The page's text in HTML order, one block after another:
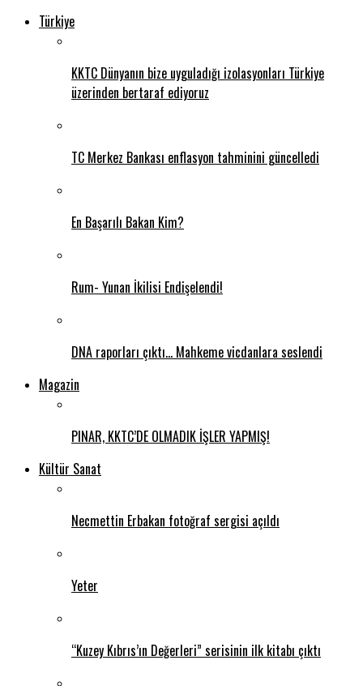
Türkiye
KKTC Dünyanın bize uyguladığı izolasyonları Türkiye
üzerinden bertaraf ediyoruz
TC Merkez Bankası enflasyon tahminini güncelledi
En Başarılı Bakan Kim?
Rum- Yunan İkilisi Endişelendi!
DNA raporları çıktı… Mahkeme vicdanlara seslendi
Magazin
PINAR, KKTC’DE OLMADIK İŞLER YAPMIŞ!
Kültür Sanat
Necmettin Erbakan fotoğraf sergisi açıldı
Yeter
“Kuzey Kıbrıs’ın Değerleri” serisinin ilk kitabı çıktı